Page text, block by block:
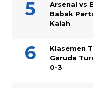
Arsenal vs
Babak
Kalah
Klasemen
Garuda
0-3